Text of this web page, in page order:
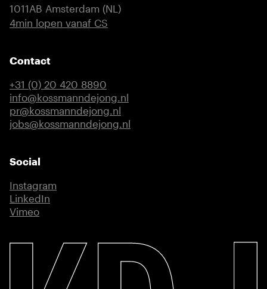
1011AB Amsterdam (NL)
(externe link)
4min lopen vanaf CS
Contact
+31 (0) 20 420 8890
info@kossmanndejong.nl
pr@kossmanndejong.nl
jobs@kossmanndejong.nl
Social
Instagram
LinkedIn
Vimeo